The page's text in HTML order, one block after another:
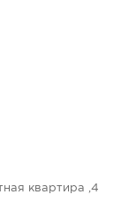
квартира ,4